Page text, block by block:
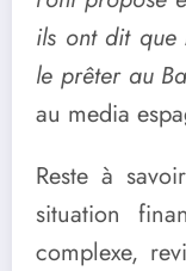
ils ont dit que
le prêter au
au media
Reste à
situation
complexe,